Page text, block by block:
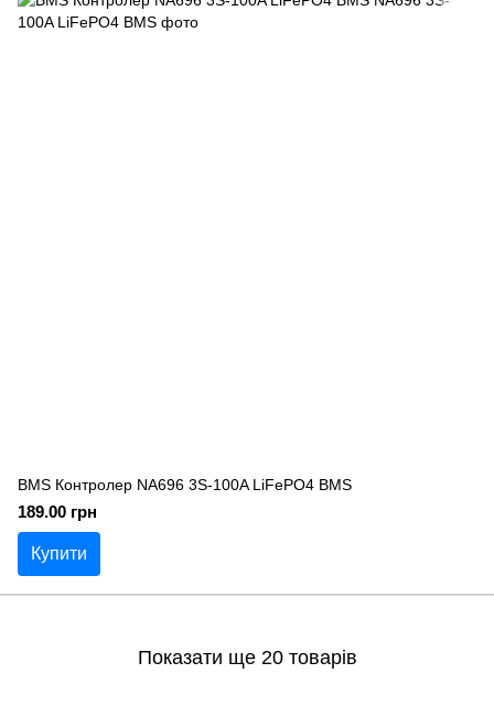
BMS Контролер NA696 3S-100A LiFePO4 BMS
189.00 грн
Купити
Показати ще 20 товарів